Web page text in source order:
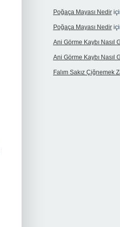
Poğaça Mayası Nedir
Poğaça Mayası Nedir
Ani Görme Kaybı Nasıl
Ani Görme Kaybı Nasıl
Falım Sakız Çiğnemek